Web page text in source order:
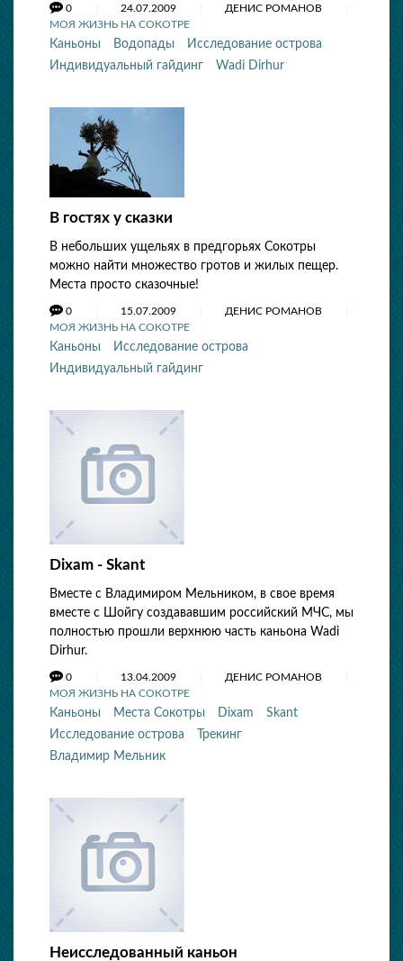
0 24.07.2009
ДЕНИС РОМАНОВ
МОЯ ЖИЗНЬ НА СОКОТРЕ
Каньоны Водопады
Исследование острова
Индивидуальный гайдинг
Wadi Dirhur
В гостях у сказки
В небольших ущельях в предгорьях Сокотры
можно найти множество гротов и жилых пещер.
Места просто сказочные!
0 15.07.2009
ДЕНИС РОМАНОВ
МОЯ ЖИЗНЬ НА СОКОТРЕ
Каньоны
Исследование острова
Индивидуальный гайдинг
Dixam - Skant
Вместе c Владимиром Мельником, в свое время
вместе с Шойгу создававшим российский MЧС, мы
полностью прошли верхнюю часть каньона Wadi
Dirhur.
0 13.04.2009
ДЕНИС РОМАНОВ
МОЯ ЖИЗНЬ НА СОКОТРЕ
Каньоны Места Сокотры Dixam
Skant
Исследование острова
Трекинг
Владимир Мельник
Неисследованный каньон